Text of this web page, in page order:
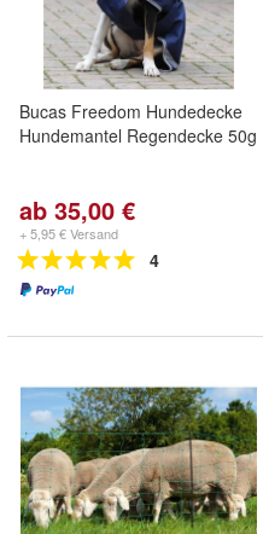
Bucas Freedom Hundedecke
Hundemantel Regendecke 50g
ab 35,00 €
+ 5,95 € Versand
4